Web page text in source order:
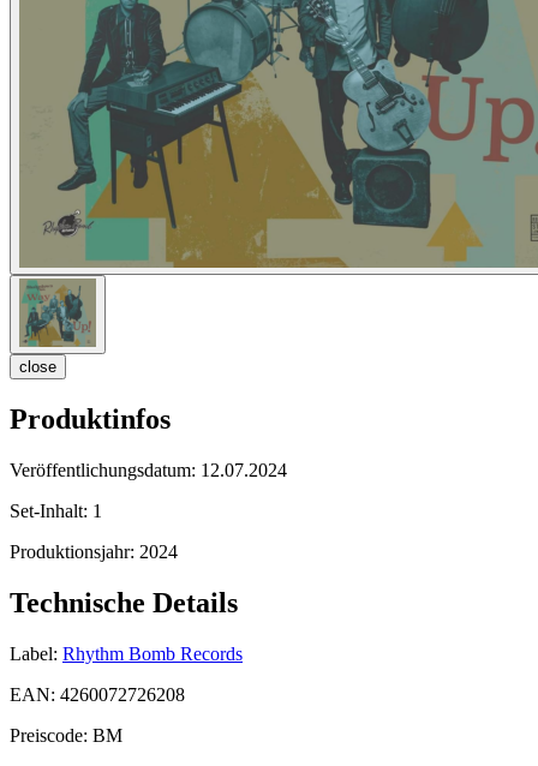
close
Produktinfos
Veröffentlichungsdatum: 12.07.2024
Set-Inhalt: 1
Produktionsjahr: 2024
Technische Details
Label: Rhythm Bomb Records
EAN: 4260072726208
Preiscode: BM